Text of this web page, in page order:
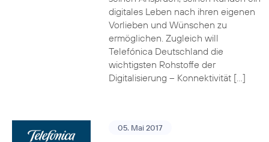
digitales Leben nach ihren eigenen
Vorlieben und Wünschen zu
ermöglichen. Zugleich will
Telefónica Deutschland die
wichtigsten Rohstoffe der
Digitalisierung – Konnektivität […]
05. Mai 2017